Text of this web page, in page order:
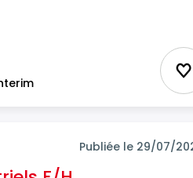
Publiée le 29/07/